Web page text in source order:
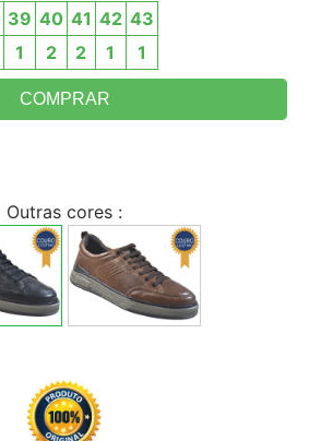
39 40 41 42 43
1 2 2 1 1
Outras cores :